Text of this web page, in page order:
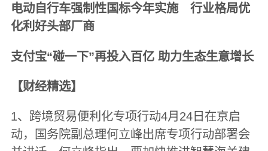
电动自行车强制性国标今年实施 行业格局优
化利好头部厂商
支付宝“碰一下”再投入百亿 助力生态生意增长
【财经精选】
1、跨境贸易便利化专项行动4月24日在京启
动，国务院副总理何立峰出席专项行动部署会